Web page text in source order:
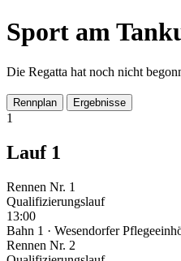
Sport am
Die Regatta hat noch nicht
Rennplan Ergebnisse
1
Lauf 1
Rennen Nr. 1
Qualifizierungslauf
13:00
Bahn 1 · Wesendorfer
Rennen Nr. 2